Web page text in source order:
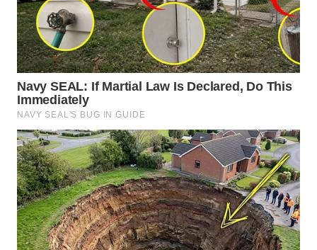
TANI
WAHANA
ADVOKAT
WAHANA
INFRASTRUKTUR
WAHANA
KONSUMEN
WAHANA
LISTRIK